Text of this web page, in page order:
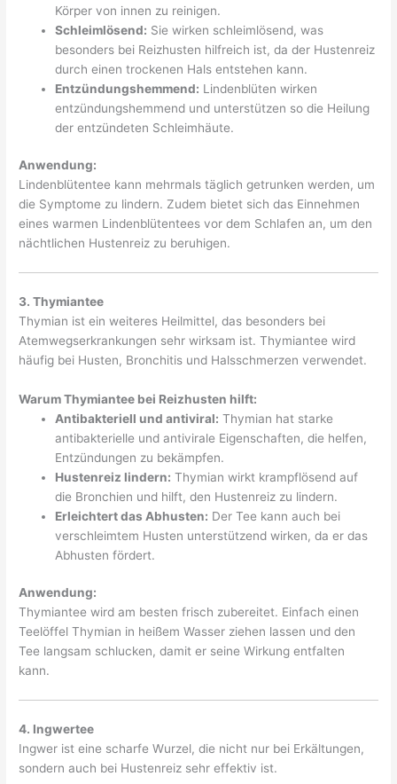
Körper von innen zu reinigen.
Schleimlösend: Sie wirken schleimlösend, was
besonders bei Reizhusten hilfreich ist, da der Hustenreiz
durch einen trockenen Hals entstehen kann.
Entzündungshemmend: Lindenblüten wirken
entzündungshemmend und unterstützen so die Heilung
der entzündeten Schleimhäute.
Anwendung:
Lindenblütentee kann mehrmals täglich getrunken werden, um
die Symptome zu lindern. Zudem bietet sich das Einnehmen
eines warmen Lindenblütentees vor dem Schlafen an, um den
nächtlichen Hustenreiz zu beruhigen.
3. Thymiantee
Thymian ist ein weiteres Heilmittel, das besonders bei
Atemwegserkrankungen sehr wirksam ist. Thymiantee wird
häufig bei Husten, Bronchitis und Halsschmerzen verwendet.
Warum Thymiantee bei Reizhusten hilft:
Antibakteriell und antiviral: Thymian hat starke
antibakterielle und antivirale Eigenschaften, die helfen,
Entzündungen zu bekämpfen.
Hustenreiz lindern: Thymian wirkt krampflösend auf
die Bronchien und hilft, den Hustenreiz zu lindern.
Erleichtert das Abhusten: Der Tee kann auch bei
verschleimtem Husten unterstützend wirken, da er das
Abhusten fördert.
Anwendung:
Thymiantee wird am besten frisch zubereitet. Einfach einen
Teelöffel Thymian in heißem Wasser ziehen lassen und den
Tee langsam schlucken, damit er seine Wirkung entfalten
kann.
4. Ingwertee
Ingwer ist eine scharfe Wurzel, die nicht nur bei Erkältungen,
sondern auch bei Hustenreiz sehr effektiv ist.